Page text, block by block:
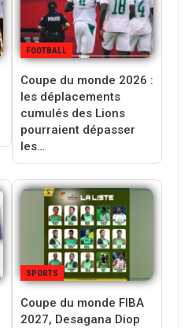
FOOTBALL
Coupe du monde 2026 :
les déplacements
cumulés des Lions
pourraient dépasser
les…
SPORTS
Coupe du monde FIBA
2027, Desagana Diop